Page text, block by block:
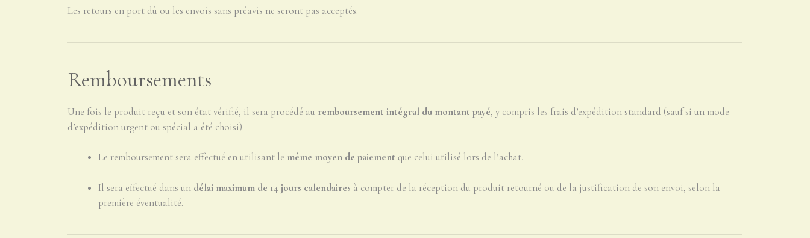
Les retours en port dû ou les envois sans préavis ne seront pas acceptés.
Remboursements
Une fois le produit reçu et son état vérifié, il sera procédé au remboursement intégral du montant payé, y compris les frais d’expédition standard (sauf si un mode
d’expédition urgent ou spécial a été choisi).
Le remboursement sera effectué en utilisant le même moyen de paiement que celui utilisé lors de l’achat.
Il sera effectué dans un délai maximum de 14 jours calendaires à compter de la réception du produit retourné ou de la justification de son envoi, selon la
première éventualité.